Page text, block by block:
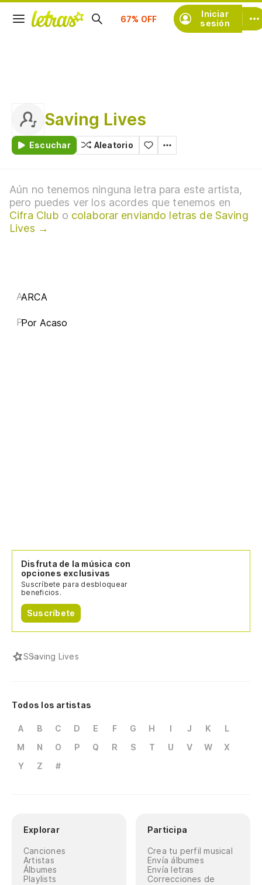
Iniciar
sesión
Suscríbete
Saving Lives
Escuchar Aleatorio
Aún no tenemos ninguna letra para este artista,
pero puedes ver los acordes que tenemos en
Cifra Club o colaborar enviando letras de Saving
Lives →
AARCA
PPor Acaso
Disfruta de la música con
opciones exclusivas
Suscríbete para desbloquear
beneficios.
Suscríbete
SSaving Lives
Todos los artistas
A B C D E F G H I J K
L
M
N O P Q R S T U V W
X
Y
Z #
Explorar
Canciones
Artistas
Álbumes
Playlists
Participa
Crea tu perfil musical
Envía álbumes
Envía letras
Correcciones de